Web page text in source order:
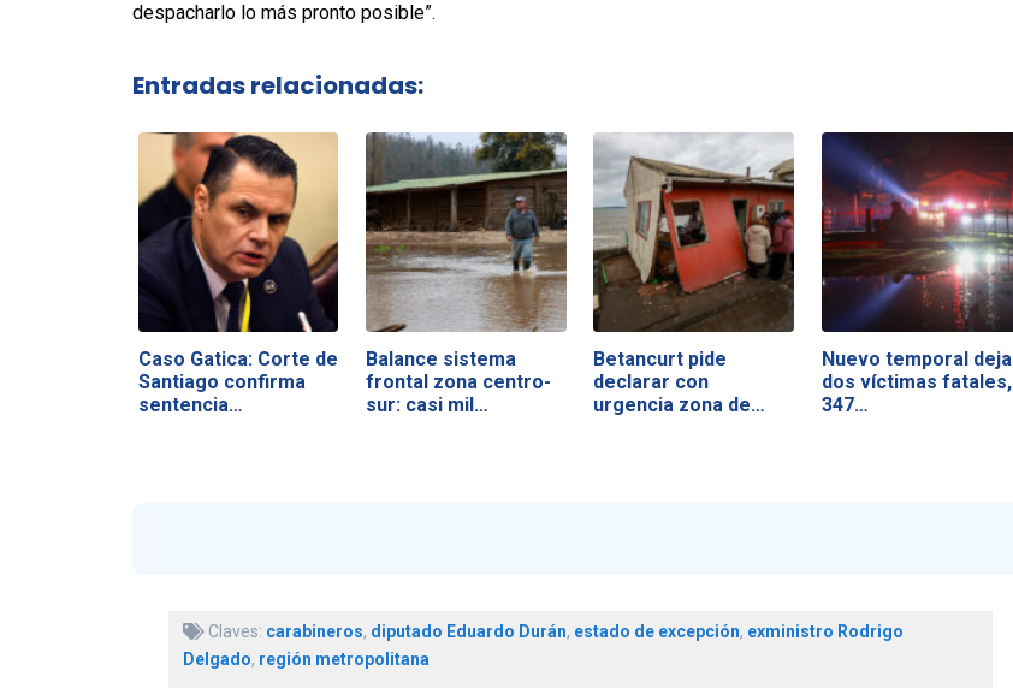
despacharlo lo más pronto posible”.
Entradas relacionadas:
Caso Gatica: Corte de
Santiago confirma
sentencia…
Balance sistema
frontal zona centro-
sur: casi mil…
Betancurt pide
declarar con
urgencia zona de…
Nuevo temporal deja
dos víctimas fatales,
347…
Claves: carabineros, diputado Eduardo Durán, estado de excepción, exministro Rodrigo
Delgado, región metropolitana